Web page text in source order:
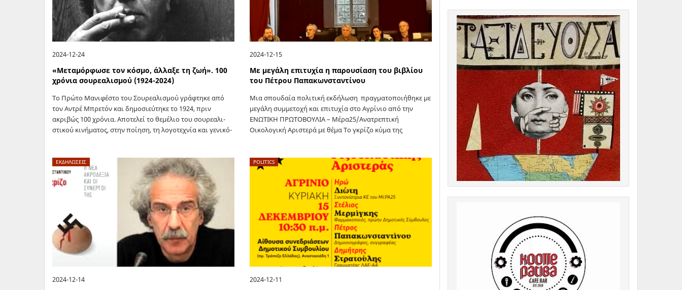
2024-12-24
«Μεταμόρφωσε τον κόσμο, άλλαξε τη ζωή». 100
χρόνια σουρεαλισμού (1924-2024)
Το Πρώτο Μανιφέστο του Σουρεαλισμού γράφτηκε από
τον Αντρέ Μπρετόν και δημοσιεύτηκε το 1924, πριν
ακριβώς 100 χρόνια. Απο­τε­λεί το θε­μέ­λιο του σου­ρε­α­λι­
στι­κού κι­νή­μα­τος, στην ποί­η­ση, τη λο­γο­τε­χνία και γε­νι­κό­
2024-12-15
Με μεγάλη επιτυχία η παρουσίαση του βιβλίου
του Πέτρου Παπακωνσταντίνου
Μια σπουδαία πολιτική εκδήλωση πραγματοποιήθηκε με
μεγάλη συμμετοχή και επιτυχία στο Αγρίνιο από την
ΕΝΩΤΙΚΗ ΠΡΩΤΟΒΟΥΛΙΑ – Μέρα25/Ανατρεπτική
Οικολογική Αριστερά με θέμα Το γκρίζο κύμα της
ΕΚΔΗΛΩΣΕΙΣ
2024-12-14
POLITICS
2024-12-11